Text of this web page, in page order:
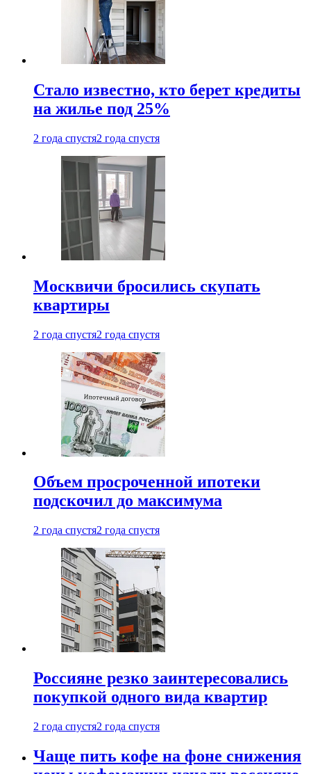
Стало известно, кто берет кредиты
на жилье под 25%
2 года спустя2 года спустя
Москвичи бросились скупать
квартиры
2 года спустя2 года спустя
Объем просроченной ипотеки
подскочил до максимума
2 года спустя2 года спустя
Россияне резко заинтересовались
покупкой одного вида квартир
2 года спустя2 года спустя
Чаще пить кофе на фоне снижения